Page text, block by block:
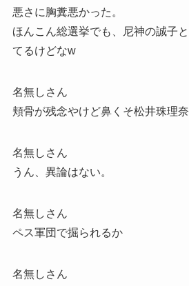
悪さに胸糞悪かった。
ほんこん総選挙でも、尼神の誠子
てるけどなw
名無しさん
頬骨が残念やけど鼻くそ松井珠理
名無しさん
うん、異論はない。
名無しさん
ペス軍団で掘られるか
名無しさん